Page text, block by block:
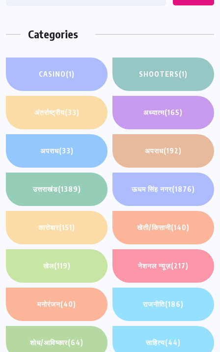
Categories
CASINO(1) SHOOTERS(1)
अंतर्राष्ट्रीय(33) अध्यात्म(165)
अपराध(33) अपराध(192)
उत्तराखंड(1389) ऊधम सिंह नगर(1876)
कारोबार(151) खेती/किसानी(140)
खेल(119) नेशनल न्यूज़(217)
मनोरंजन(40) राजनीति(186)
शोध/आविष्कार(64) साहित्य(44)